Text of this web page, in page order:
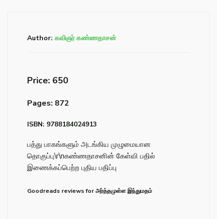
Author: கவிஞர் கண்ணதாசன்
Price: ₹650
Pages: 872
ISBN: 9788184024913
பத்து பாகங்களும் அடங்கிய முழுமையான
தொகுப்பு\r\nகண்ணதாசனின் கேள்வி பதில்
இணைக்கப்பெற்ற புதிய பதிப்பு
Goodreads reviews for அர்த்தமுள்ள இந்துமதம்